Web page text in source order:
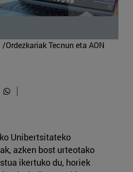
/Ordezkariak Tecnun eta AON
Unibertsitateko
azken bost urteotako
ikertuko du, horiek